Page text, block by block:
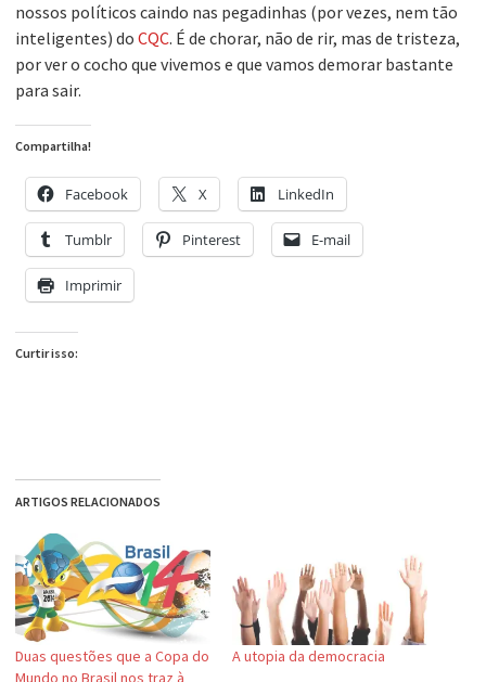
nossos políticos caindo nas pegadinhas (por vezes, nem tão
inteligentes) do CQC. É de chorar, não de rir, mas de tristeza,
por ver o cocho que vivemos e que vamos demorar bastante
para sair.
Compartilha!
Facebook X LinkedIn
Tumblr Pinterest E-mail
Imprimir
Curtir isso:
ARTIGOS RELACIONADOS
Duas questões que a Copa do
Mundo no Brasil nos traz à
A utopia da democracia